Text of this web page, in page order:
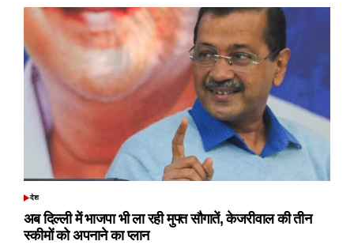
POSTED
देश
अब दिल्ली में भाजपा भी ला रही मुफ्त सौगातें, केजरीवाल की तीन
स्कीमों को अपनाने का प्लान